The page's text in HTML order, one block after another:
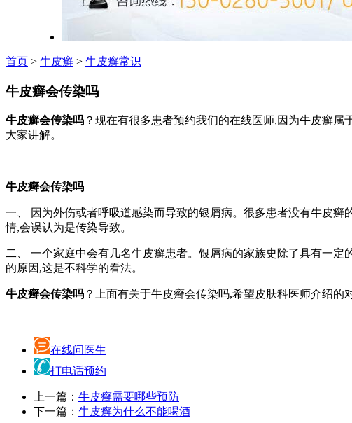
首页 > 牛皮癣 > 牛皮癣常识
牛皮癣会传染吗
牛皮癣会传染吗 ？现在有很多患者预约我们的在线医师,因为牛皮癣
大家讲解。
牛皮癣会传染吗
一、 因为外伤或者呼吸道感染而导致的银屑病。很多患者没有牛皮
情,会误认为是传染导致。
二、 一个家庭中会有几名牛皮癣患者。银屑病的家族史除了具有一
的原因,这是不科学的看法。
牛皮癣会传染吗 ？上面有关于牛皮癣会传染吗,希望皮肤科医师介绍的
在线问医生
打电话预约
上一篇： 牛皮癣需要哪些预防
下一篇： 牛皮癣为什么不能喝酒